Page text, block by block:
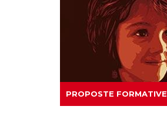
PROPOSTE FORMATIVE